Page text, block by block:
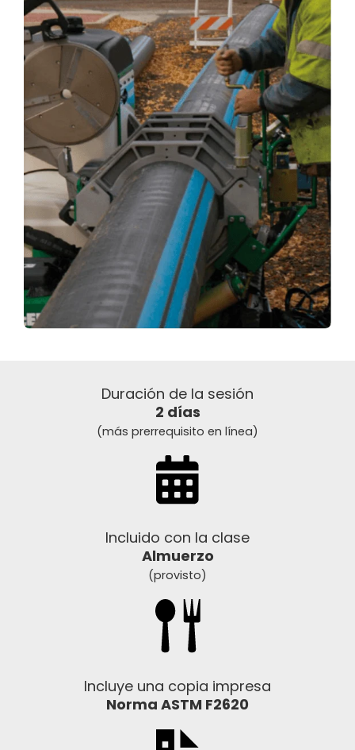
Duración de la sesión
2 días
(más prerrequisito en línea)
Incluido con la clase
Almuerzo
(provisto)
Incluye una copia impresa
Norma ASTM F2620